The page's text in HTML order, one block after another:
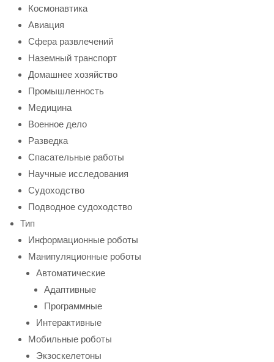
Космонавтика
Авиация
Сфера развлечений
Наземный транспорт
Домашнее хозяйство
Промышленность
Медицина
Военное дело
Разведка
Спасательные работы
Научные исследования
Судоходство
Подводное судоходство
Тип
Информационные роботы
Манипуляционные роботы
Автоматические
Адаптивные
Программные
Интерактивные
Мобильные роботы
Экзоскелетоны